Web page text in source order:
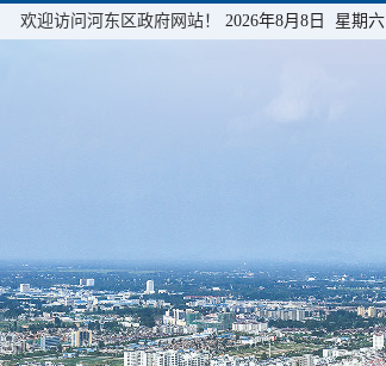
欢迎访问河东区政府网站！ 2026年8月8日 星期六